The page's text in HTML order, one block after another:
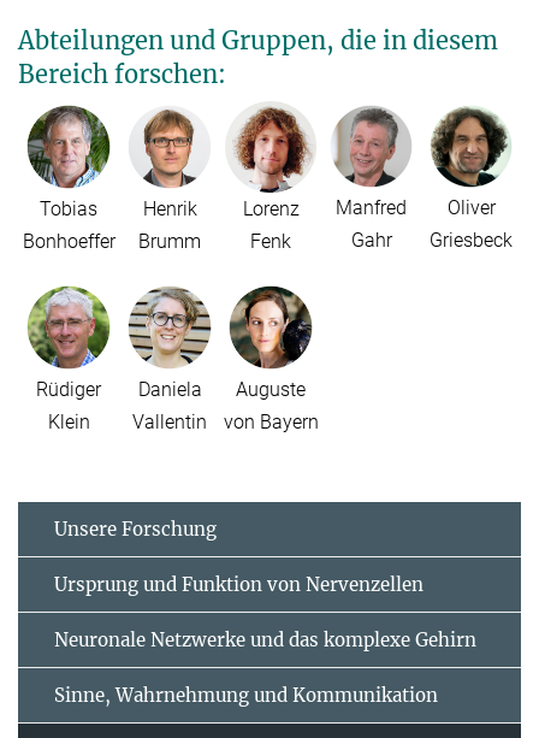
Abteilungen und Gruppen, die in diesem
Bereich forschen:
Tobias
Bonhoeffer
Henrik
Brumm
Lorenz
Fenk
Manfred
Gahr
Oliver
Griesbeck
Rüdiger
Klein
Daniela
Vallentin
Auguste
von Bayern
Unsere Forschung
Ursprung und Funktion von Nervenzellen
Neuronale Netzwerke und das komplexe Gehirn
Sinne, Wahrnehmung und Kommunikation